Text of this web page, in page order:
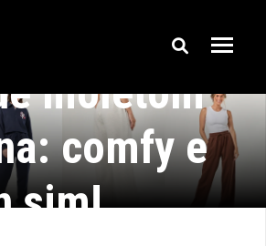
moletom
comfy e
sim!